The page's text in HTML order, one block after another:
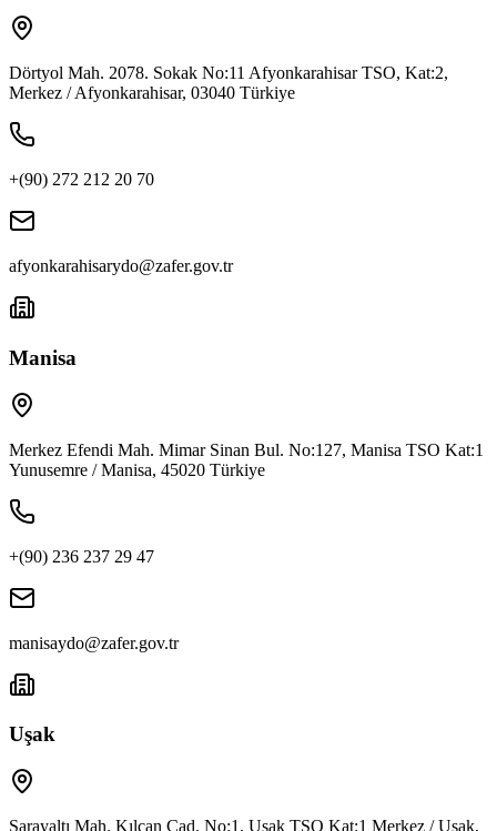
Dörtyol Mah. 2078. Sokak No:11 Afyonkarahisar TSO, Kat:2,
Merkez / Afyonkarahisar, 03040 Türkiye
+(90) 272 212 20 70
afyonkarahisarydo@zafer.gov.tr
Manisa
Merkez Efendi Mah. Mimar Sinan Bul. No:127, Manisa TSO Kat:1
Yunusemre / Manisa, 45020 Türkiye
+(90) 236 237 29 47
manisaydo@zafer.gov.tr
Uşak
Sarayaltı Mah. Kılcan Cad. No:1, Uşak TSO Kat:1 Merkez / Uşak,